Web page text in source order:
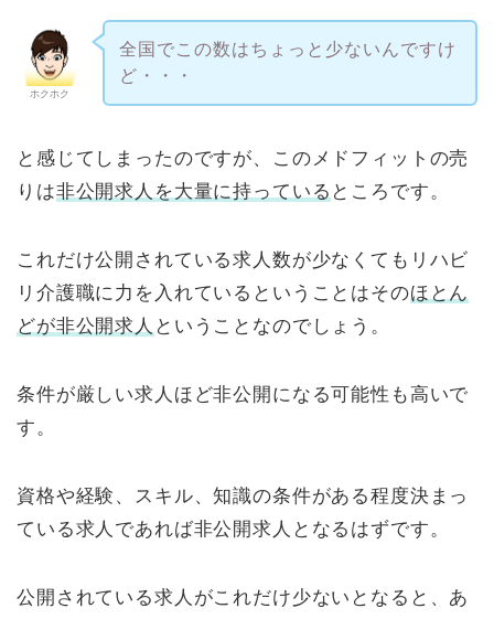
ホクホク
全国でこの数はちょっと少ないんですけ
ど・・・
と感じてしまったのですが、このメドフィットの売
りは非公開求人を大量に持っている ところです。
これだけ公開されている求人数が少なくてもリハビ
リ介護職に力を入れているということはそのほとん
どが非公開求人 ということなのでしょう。
条件が厳しい求人ほど非公開になる可能性も高いで
す。
資格や経験、スキル、知識の条件がある程度決まっ
ている求人であれば非公開求人となるはずです。
公開されている求人がこれだけ少ないとなると、あ